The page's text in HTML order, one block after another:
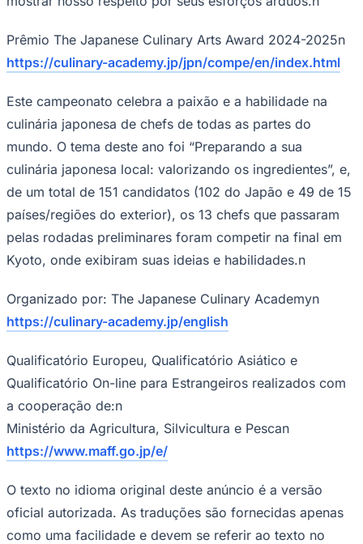
NBA
Fórmula 1
UFC
Tênis (ATP)
Atletismo
Vôlei
Competições de Futebol
Brasileirão Série A
Brasileirão Série B
Paulistão
Copa do Brasil
Sul-Americana
Champions League
Premier League
La Liga
Mundial 2026
Times - Ir direto
Prêmio The Japanese Culinary Arts Award 2024-2025n
https://culinary-academy.jp/jpn/compe/en/index.html
Este campeonato celebra a paixão e a habilidade na
culinária japonesa de chefs de todas as partes do
mundo. O tema deste ano foi “Preparando a sua
culinária japonesa local: valorizando os ingredientes”, e,
de um total de 151 candidatos (102 do Japão e 49 de 15
países/regiões do exterior), os 13 chefs que passaram
pelas rodadas preliminares foram competir na final em
Kyoto, onde exibiram suas ideias e habilidades.n
Organizado por: The Japanese Culinary Academyn
https://culinary-academy.jp/english
Qualificatório Europeu, Qualificatório Asiático e
Qualificatório On-line para Estrangeiros realizados com
a cooperação de:n
Ministério da Agricultura, Silvicultura e Pescan
https://www.maff.go.jp/e/
O texto no idioma original deste anúncio é a versão
oficial autorizada. As traduções são fornecidas apenas
como uma facilidade e devem se referir ao texto no